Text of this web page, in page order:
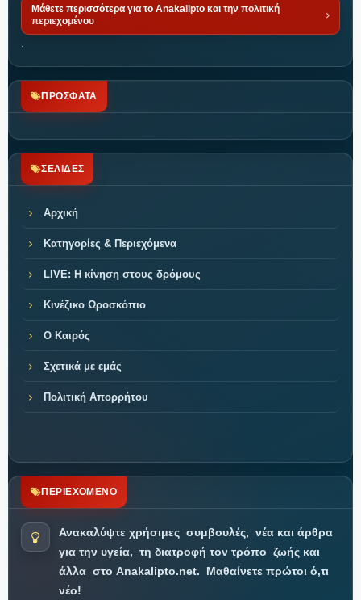
Μάθετε περισσότερα για το Anakalipto και την πολιτική
περιεχομένου
.
ΠΡΟΣΦΑΤΑ
ΣΕΛΙΔΕΣ
Αρχική
Κατηγορίες & Περιεχόμενα
LIVE: Η κίνηση στους δρόμους
Κινέζικο Ωροσκόπιο
Ο Καιρός
Σχετικά με εμάς
Πολιτική Απορρήτου
ΠΕΡΙΕΧΟΜΕΝΟ
Ανακαλύψτε χρήσιμες συμβουλές, νέα και άρθρα
για την υγεία, τη διατροφή τον τρόπο ζωής και
άλλα στο Anakalipto.net.
Μαθαίνετε πρώτοι ό,τι
νέο!